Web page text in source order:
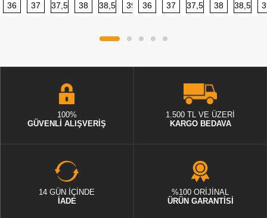
36 37 37,5 38 38,5 39 40 40,5 41 42 42,5
36 37 37,5 38 38,5
100%
GÜVENLİ ALIŞVERİŞ
1.500 TL VE ÜZERİ
KARGO BEDAVA
14 GÜN İÇİNDE
İADE
%100 ORİJİNAL
ÜRÜN GARANTİSİ